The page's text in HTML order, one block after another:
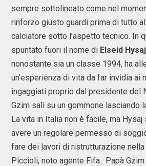
sempre sottolineato come nel
rinforzo giusto guardi prima di tutto
calciatore sotto l’aspetto tecnico. In
spuntato fuori il nome di Elseid
nonostante sia un classe 1994, ha
un’esperienza di vita da far invidia ai
ingaggiati proprio dal presidente del
Gzim salì su un gommone lasciando
La vita in Italia non è facile, ma
avere un regolare permesso di
fare dei lavori di ristrutturazione
Piccioli, noto agente Fifa . Papà